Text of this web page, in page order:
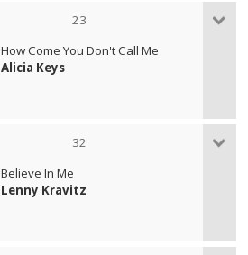
23
How Come You Don't Call Me
Alicia Keys
32
Believe In Me
Lenny Kravitz